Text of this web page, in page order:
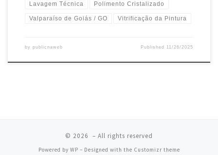
Lavagem Técnica Polimento Cristalizado
Valparaíso de Goiás / GO Vitrificação da Pintura
by publicnaweb Published 11/26/2025
© 2026 – All rights reserved
Powered by WP – Designed with the Customizr theme